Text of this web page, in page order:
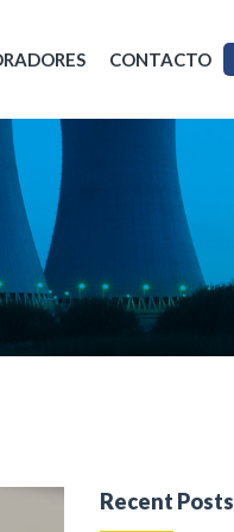
CONTACTO
Recent Posts